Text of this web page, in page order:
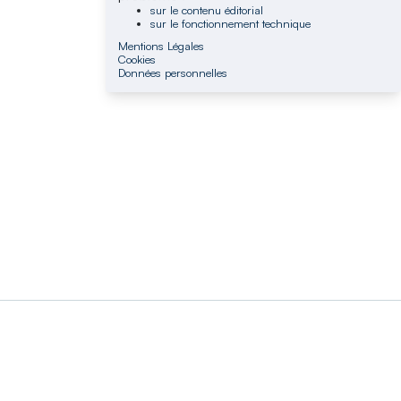
sur le contenu éditorial
sur le fonctionnement technique
Mentions Légales
Cookies
Données personnelles